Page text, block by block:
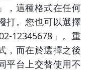
，這種格式在任何
打。您也可以選擇
12345678」。重
，而在於選擇之後
平台上交替使用不